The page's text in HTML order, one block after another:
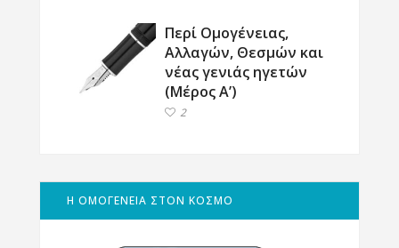
Περί Ομογένειας,
Αλλαγών, Θεσμών και
νέας γενιάς ηγετών
(Μέρος Α’)
2
Η ΟΜΟΓΕΝΕΙΑ ΣΤΟΝ ΚΟΣΜΟ